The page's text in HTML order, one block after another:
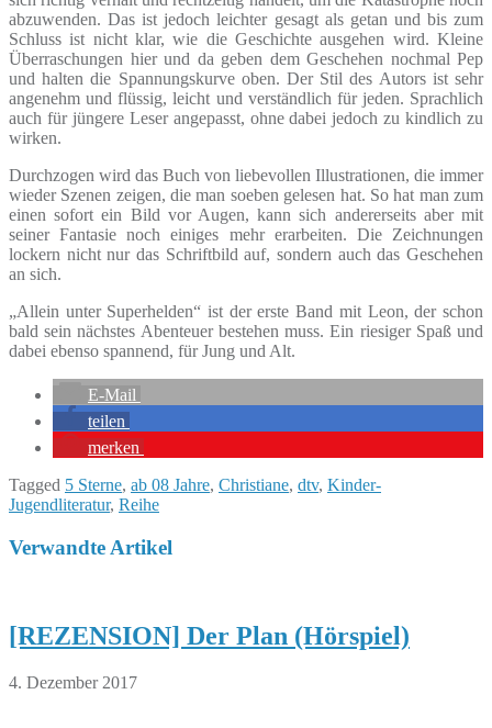
abzuwenden. Das ist jedoch leichter gesagt als getan und bis zum
Schluss ist nicht klar, wie die Geschichte ausgehen wird. Kleine
Überraschungen hier und da geben dem Geschehen nochmal Pep
und halten die Spannungskurve oben. Der Stil des Autors ist sehr
angenehm und flüssig, leicht und verständlich für jeden. Sprachlich
auch für jüngere Leser angepasst, ohne dabei jedoch zu kindlich zu
wirken.
Durchzogen wird das Buch von liebevollen Illustrationen, die immer
wieder Szenen zeigen, die man soeben gelesen hat. So hat man zum
einen sofort ein Bild vor Augen, kann sich andererseits aber mit
seiner Fantasie noch einiges mehr erarbeiten. Die Zeichnungen
lockern nicht nur das Schriftbild auf, sondern auch das Geschehen
an sich.
„Allein unter Superhelden“ ist der erste Band mit Leon, der schon
bald sein nächstes Abenteuer bestehen muss. Ein riesiger Spaß und
dabei ebenso spannend, für Jung und Alt.
E-Mail
teilen
merken
Tagged 5 Sterne, ab 08 Jahre, Christiane, dtv, Kinder-
Jugendliteratur, Reihe
Verwandte Artikel
[REZENSION] Der Plan (Hörspiel)
4. Dezember 2017